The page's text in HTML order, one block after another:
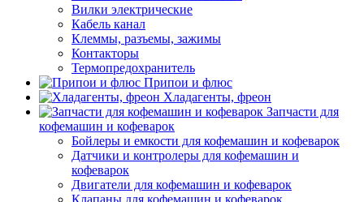
Вилки электрические
Кабель канал
Клеммы, разъемы, зажимы
Контакторы
Термопредохранитель
Припои и флюс
Хладагенты, фреон
Запчасти для
кофемашин и кофеварок
Бойлеры и емкости для кофемашин и кофеварок
Датчики и контролеры для кофемашин и
кофеварок
Двигатели для кофемашин и кофеварок
Клапаны для кофемашин и кофеварок